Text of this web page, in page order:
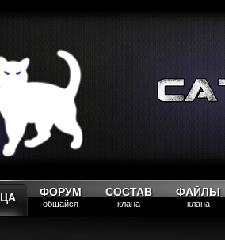
ФОРУМ
общайся
СОСТАВ
клана
ФАЙЛЫ
клана